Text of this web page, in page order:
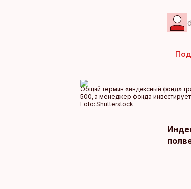
Общий термин «индексный фонд»
500, а менеджер фонда
Foto: Shutterstock